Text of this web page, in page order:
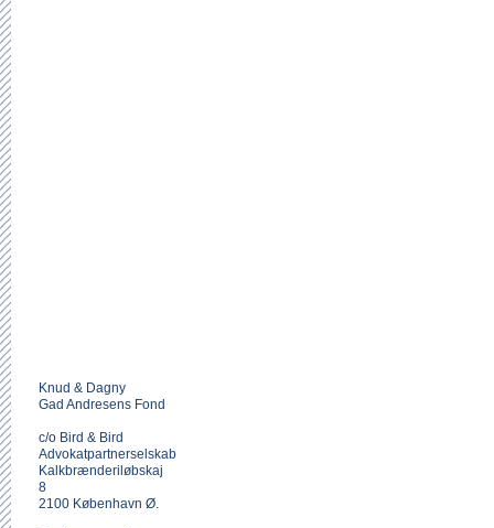
Knud & Dagny
Gad Andresens Fond
c/o Bird & Bird
Advokatpartnerselskab
Kalkbrænderiløbskaj
8
2100 København Ø.